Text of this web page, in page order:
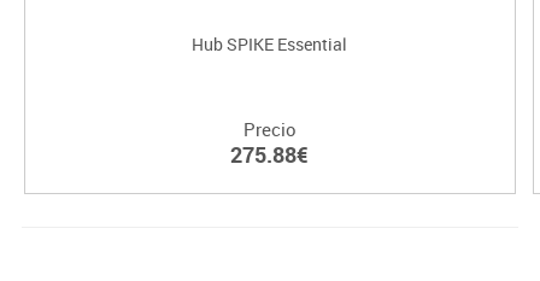
Hub SPIKE Essential
Precio
275.88€